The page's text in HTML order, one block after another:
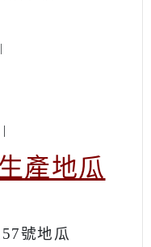
產地瓜
號地瓜